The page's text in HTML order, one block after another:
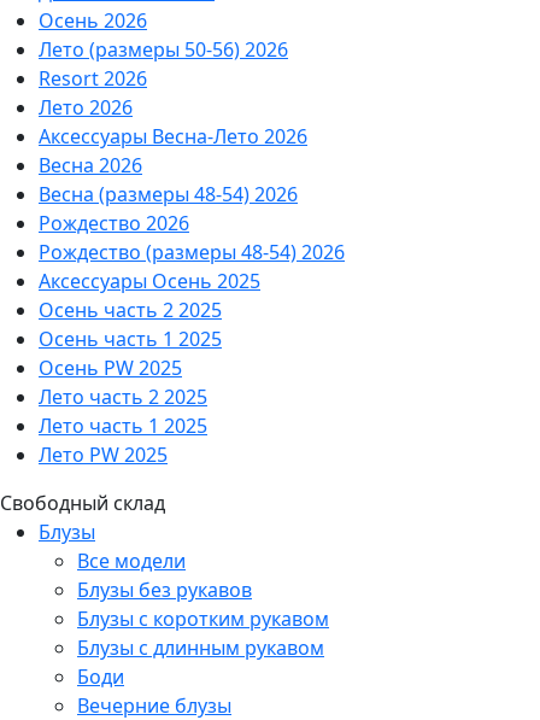
Осень 2026
Лето (размеры 50-56) 2026
Resort 2026
Лето 2026
Аксессуары Весна-Лето 2026
Весна 2026
Весна (размеры 48-54) 2026
Рождество 2026
Рождество (размеры 48-54) 2026
Аксессуары Осень 2025
Осень часть 2 2025
Осень часть 1 2025
Осень PW 2025
Лето часть 2 2025
Лето часть 1 2025
Лето PW 2025
Свободный склад
Блузы
Все модели
Блузы без рукавов
Блузы с коротким рукавом
Блузы с длинным рукавом
Боди
Вечерние блузы